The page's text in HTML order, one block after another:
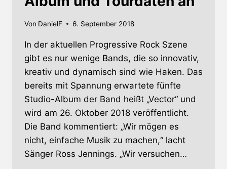
Von DanielF 6. September 2018
In der aktuellen Progressive Rock Szene
gibt es nur wenige Bands, die so innovativ,
kreativ und dynamisch sind wie Haken. Das
bereits mit Spannung erwartete fünfte
Studio-Album der Band heißt „Vector“ und
wird am 26. Oktober 2018 veröffentlicht.
Die Band kommentiert: „Wir mögen es
nicht, einfache Musik zu machen,“ lacht
Sänger Ross Jennings. „Wir versuchen…